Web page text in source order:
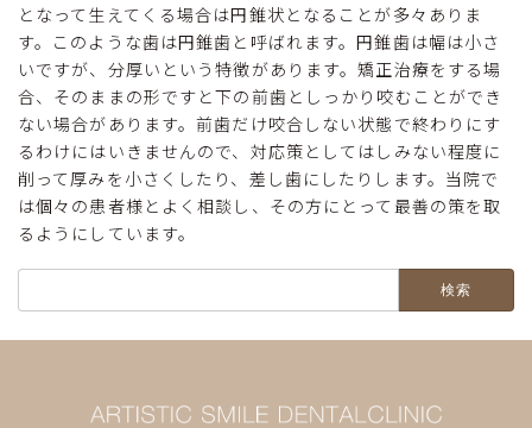
となって生えてくる場合は円錐状となることが多々ありま
す。このような歯は円錐歯と呼ばれます。円錐歯は幅は小さ
いですが、分厚いという特徴があります。矯正治療をする場
合、そのままの形ですと下の前歯としっかり咬むことができ
ない場合があります。前歯だけ咬合しない状態で終わりにす
るわけにはいきませんので、対応策としてはしみない程度に
削って厚みを小さくしたり、差し歯にしたりします。当院で
は個々の患者様とよく相談し、その方にとって最善の策を取
るようにしています。
索: